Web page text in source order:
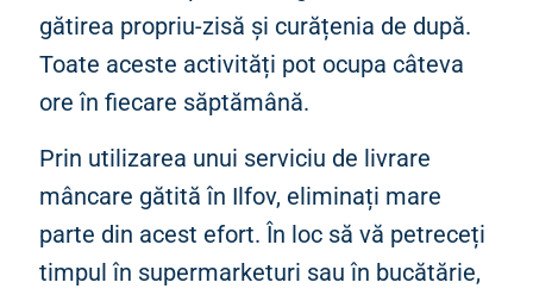
gătirea propriu-zisă și curățenia de după.
Toate aceste activități pot ocupa câteva
ore în fiecare săptămână.
Prin utilizarea unui serviciu de livrare
mâncare gătită în Ilfov, eliminați mare
parte din acest efort. În loc să vă petreceți
timpul în supermarketuri sau în bucătărie,